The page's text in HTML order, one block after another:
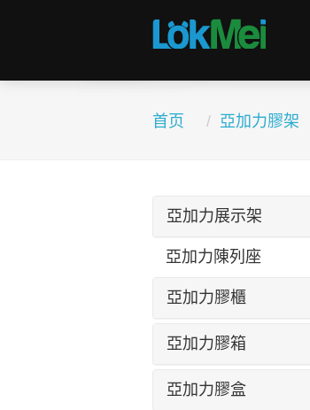
首页 亞加力膠架
亞加力展示架
亞加力陳列座
亞加力膠櫃
亞加力膠箱
亞加力膠盒